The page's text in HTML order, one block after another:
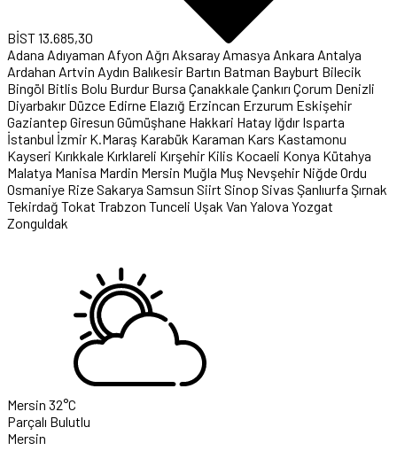
BİST13.685,30
Adana Adıyaman Afyon Ağrı Aksaray Amasya Ankara Antalya
Ardahan Artvin Aydın Balıkesir Bartın Batman Bayburt Bilecik
Bingöl Bitlis Bolu Burdur Bursa ÇanakkaleÇankırı Çorum Denizli
Diyarbakır Düzce Edirne Elazığ Erzincan Erzurum Eskişehir
Gaziantep Giresun Gümüşhane Hakkari Hatay Iğdır Isparta
İstanbul İzmir K.Maraş Karabük Karaman Kars Kastamonu
Kayseri Kırıkkale Kırklareli Kırşehir Kilis Kocaeli Konya Kütahya
Malatya Manisa Mardin Mersin Muğla Muş Nevşehir NiğdeOrdu
Osmaniye RizeSakarya Samsun Siirt Sinop Sivas Şanlıurfa Şırnak
Tekirdağ Tokat Trabzon Tunceli Uşak Van Yalova Yozgat
Zonguldak
Mersin 32°C
Parçalı Bulutlu
Mersin